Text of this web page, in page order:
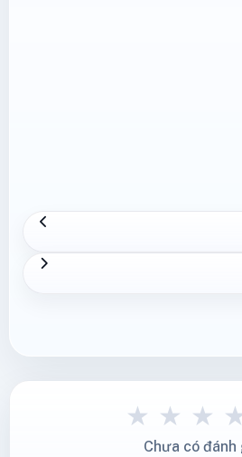
★ ★ ★
Chưa có đánh